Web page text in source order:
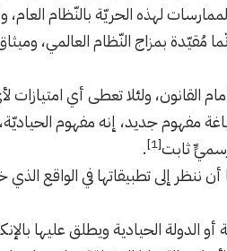
لهذه الحريّة بالنّظام
مُقيّدة بمزاج النّظام العالمي،
القانون، ولئلا تعطى أي
جديد، إنه مفهوم الحياديّة،
ثابت[1]
.
أن ننظر إلى تطبيقاتها في الواقع